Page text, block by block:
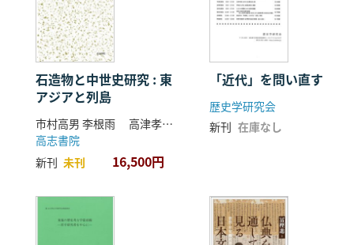
石造物と中世史研究 : 東
アジアと列島
市村高男 李根雨 高津孝 劉恒武 編
高志書院
新刊 未刊 16,500円
「近代」を問い直す
歴史学研究会
新刊 在庫なし